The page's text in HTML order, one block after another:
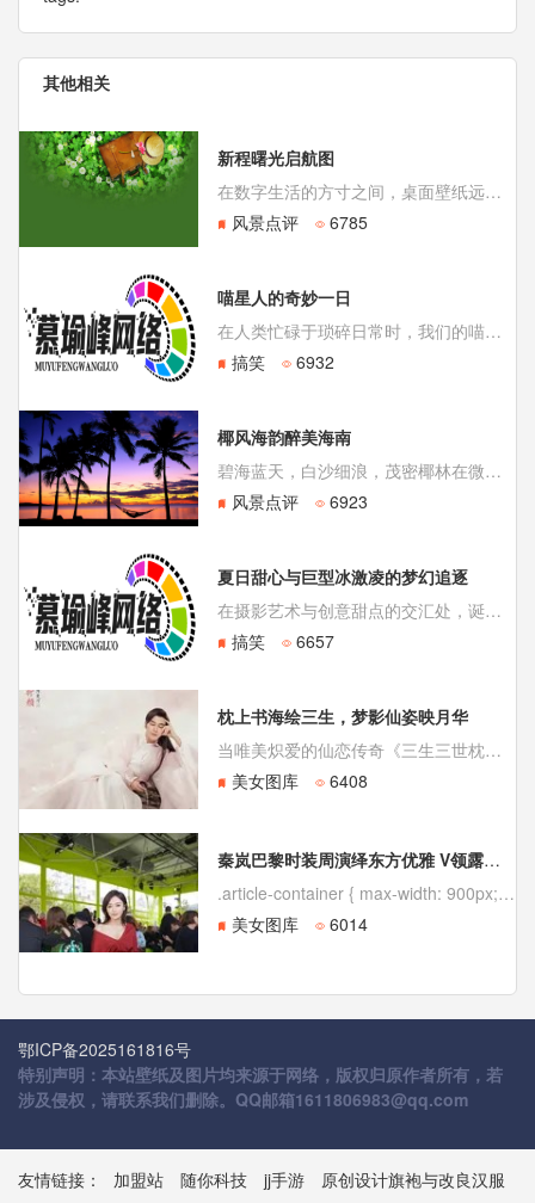
其他相关
新程曙光启航图
在数字生活的方寸之间，桌面壁纸远不止是一张背景图片。它是我们每日开启数字世界的第一个视窗，是个人风格与当下心境的无声表达。选择一张寓意“新的开始”的壁纸，如同为接下来的旅程定下基调，它象征着重启、希望与对未来的无限憧憬。
风景点评
6785
喵星人的奇妙一日
在人类忙碌于琐碎日常时，我们的喵星人朋友们却总能用它们独有的方式，将平凡的一天过成一场充满创意与治愈的奇幻冒险。它们时而在墙上上演“飞檐走壁”的绝技，时而在想象的工厂里调皮捣蛋，时而又沉浸在与自然互动的静谧美好中。对于猫咪而言，时间并非钟表上的刻度，而是由一连串好奇心驱动的瞬间所组成。
搞笑
6932
椰风海韵醉美海南
碧海蓝天，白沙细浪，茂密椰林在微风中摇曳生姿，共同勾勒出中国南海上一颗璀璨明珠——海南岛的醉人画卷。这里不仅是地理意义上的热带天堂，更是无数人心驰神往的诗意远方。阳光毫无保留地倾泻而下，将海水染成深浅不一的蓝宝石色，从近岸透明的翡翠绿，渐变为远海深邃的孔雀蓝，每一帧都美得令人屏息。
风景点评
6923
夏日甜心与巨型冰激凌的梦幻追逐
在摄影艺术与创意甜点的交汇处，诞生了一幅令人过目难忘的画面：一位笑容灿烂的女孩，手持一支几乎与她等高的巨型甜筒冰激凌，在明媚的阳光下奔跑。这不仅仅是一张简单的美食或人像照片，它更像一个从童话书中走出来的鲜活场景，将夏日的欢愉、少女的灵动与甜品的诱惑完美融合，构成了一场视觉与想象力的甜蜜盛宴。
搞笑
6657
枕上书海绘三生，梦影仙姿映月华
当唯美炽爱的仙恋传奇《三生三世枕上书》携其首批官方海报翩然而至时，无数观众与书粉的期待终于化为了眼前可触的惊艳视觉。这组名为“三生书梦”的系列海报，不仅正式揭开了由迪丽热巴、高伟光领衔的众仙神秘面纱，更以极致的古典美学，将那段跨越两千年的纠葛情缘，晕染成一幅幅气韵生动的写意画卷。
美女图库
6408
秦岚巴黎时装周演绎东方优雅 V领露肩勾勒自信光芒
.article-container { max-width: 900px; margin: 0 auto; padding: 20px; font-family: 'Microsoft YaHei', sans-ser
美女图库
6014
鄂ICP备2025161816号
特别声明：本站壁纸及图片均来源于网络，版权归原作者所有，若
涉及侵权，请联系我们删除。QQ邮箱1611806983@qq.com
友情链接： 加盟站 随你科技 jj手游 原创设计旗袍与改良汉服